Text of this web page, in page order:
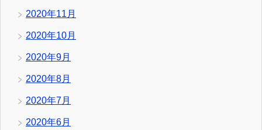
2020年11月
2020年10月
2020年9月
2020年8月
2020年7月
2020年6月